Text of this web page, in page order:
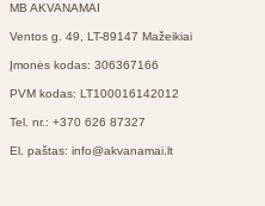
MB AKVANAMAI
Ventos g. 49, LT-89147 Mažeikiai
Įmonės kodas: 306367166
PVM kodas: LT100016142012
Tel. nr.: +370 626 87327
El. paštas: info@akvanamai.lt